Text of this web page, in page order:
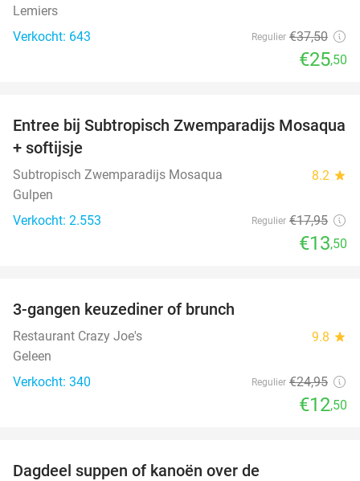
Lemiers
Verkocht: 643
Regulier €37,50
€25,50
25%
Entree bij Subtropisch Zwemparadijs Mosaqua
+ softijsje
Subtropisch Zwemparadijs Mosaqua 8.2 star
Gulpen
Verkocht: 2.553
Regulier €17,95
€13,50
3-gangen keuzediner of brunch
Restaurant Crazy Joe's 9.8 star
Geleen
Verkocht: 340
Regulier €24,95
€12,50
Dagdeel suppen of kanoën over de